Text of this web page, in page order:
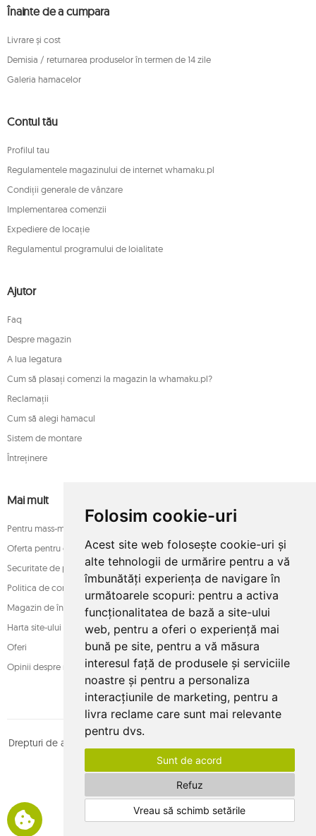
Folosim cookie-uri
Acest site web folosește cookie-uri și
alte tehnologii de urmărire pentru a vă
îmbunătăți experiența de navigare în
următoarele scopuri: pentru a activa
funcționalitatea de bază a site-ului
web, pentru a oferi o experiență mai
bună pe site, pentru a vă măsura
interesul față de produsele și serviciile
noastre și pentru a personaliza
interacțiunile de marketing, pentru a
livra reclame care sunt mai relevante
pentru dvs.
Sunt de acord
Refuz
Vreau să schimb setările
Înainte de a cumpara
Livrare și cost
Demisia / returnarea produselor în termen de 14 zile
Galeria hamacelor
Contul tău
Profilul tau
Regulamentele magazinului de internet whamaku.pl
Condiții generale de vânzare
Implementarea comenzii
Expediere de locație
Regulamentul programului de loialitate
Ajutor
Faq
Despre magazin
A lua legatura
Cum să plasați comenzi la magazin la whamaku.pl?
Reclamații
Cum să alegi hamacul
Sistem de montare
Întreținere
Mai mult
Pentru mass-media
Oferta pentru companii
Securitate de plată
Politica de confidențialitate
Magazin de încredere
Harta site-ului
Oferi
Opinii despre magazin
Drepturi de autor © whamaku.pl. Toate drepturile rezervate. Proiectat
MOUTON interactive